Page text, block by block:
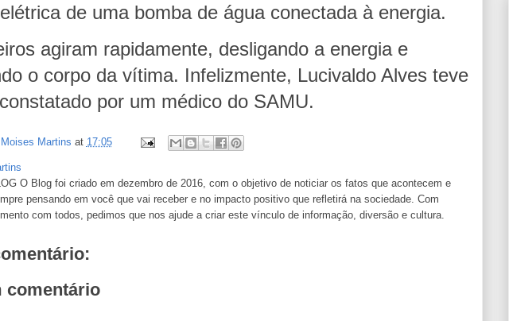
de uma bomba de água conectada à energia.
agiram rapidamente, desligando a energia e
o corpo da vítima. Infelizmente, Lucivaldo Alves teve
por um médico do SAMU.
Martins at 17:05
O Blog foi criado em dezembro de 2016, com o objetivo de noticiar os fatos que acontecem e
pensando em você que vai receber e no impacto positivo que refletirá na sociedade. Com
com todos, pedimos que nos ajude a criar este vínculo de informação, diversão e cultura.
comentário